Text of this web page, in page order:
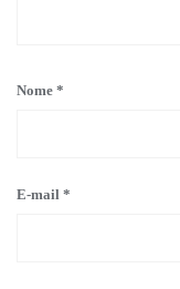
Nome *
E-mail *